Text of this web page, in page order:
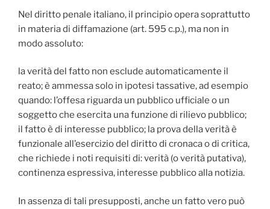
Nel diritto penale italiano, il principio opera soprattutto
in materia di diffamazione (art. 595 c.p.), ma non in
modo assoluto:
la verità del fatto non esclude automaticamente il
reato; è ammessa solo in ipotesi tassative, ad esempio
quando: l’offesa riguarda un pubblico ufficiale o un
soggetto che esercita una funzione di rilievo pubblico;
il fatto è di interesse pubblico; la prova della verità è
funzionale all’esercizio del diritto di cronaca o di critica,
che richiede i noti requisiti di: verità (o verità putativa),
continenza espressiva, interesse pubblico alla notizia.
In assenza di tali presupposti, anche un fatto vero può